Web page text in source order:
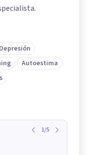
Depresión
Autoestima
1/5